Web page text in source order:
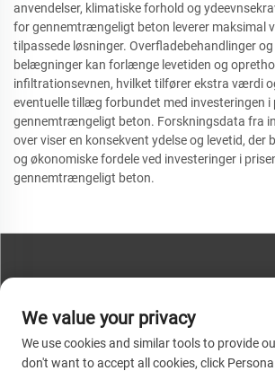
anvendelser, klimatiske forhold og
for gennemtrængeligt beton leverer maksimal
tilpassede løsninger. Overfladebehandlinger
belægninger kan forlænge levetiden og
infiltrationsevnen, hvilket tilfører ekstra værdi
eventuelle tillæg forbundet med investeringen i
gennemtrængeligt beton. Forskningsdata fra
over viser en konsekvent ydelse og levetid,
og økonomiske fordele ved investeringer i
gennemtrængeligt beton.
Telefon:+86-13793890209
Tel: +86-13793890209
We value your privacy
We use cookies and similar tools to provide
don't want to accept all cookies, click